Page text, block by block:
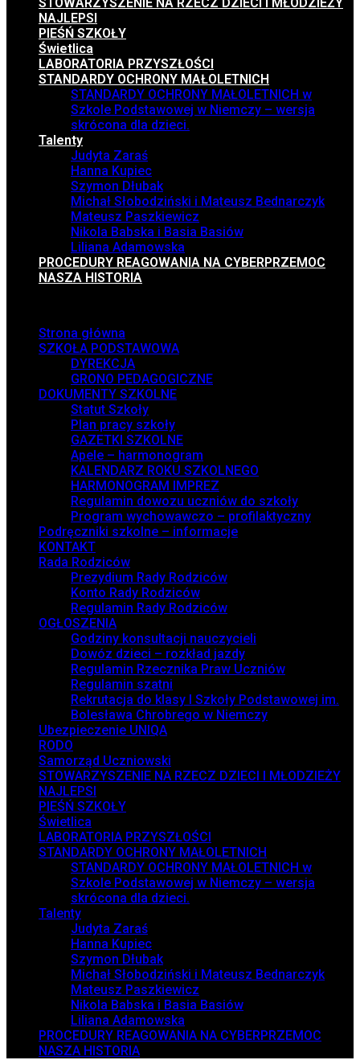
NAJLEPSI
PIEŚŃ SZKOŁY
Świetlica
LABORATORIA PRZYSZŁOŚCI
STANDARDY OCHRONY MAŁOLETNICH
STANDARDY OCHRONY MAŁOLETNICH w
Szkole Podstawowej w Niemczy – wersja
skrócona dla dzieci.
Talenty
Judyta Zaraś
Hanna Kupiec
Szymon Dłubak
Michał Słobodziński i Mateusz Bednarczyk
Mateusz Paszkiewicz
Nikola Babska i Basia Basiów
Liliana Adamowska
PROCEDURY REAGOWANIA NA CYBERPRZEMOC
NASZA HISTORIA
Strona główna
SZKOŁA PODSTAWOWA
DYREKCJA
GRONO PEDAGOGICZNE
DOKUMENTY SZKOLNE
Statut Szkoły
Plan pracy szkoły
GAZETKI SZKOLNE
Apele – harmonogram
KALENDARZ ROKU SZKOLNEGO
HARMONOGRAM IMPREZ
Regulamin dowozu uczniów do szkoły
Program wychowawczo – profilaktyczny
Podręczniki szkolne – informacje
KONTAKT
Rada Rodziców
Prezydium Rady Rodziców
Konto Rady Rodziców
Regulamin Rady Rodziców
OGŁOSZENIA
Godziny konsultacji nauczycieli
Dowóz dzieci – rozkład jazdy
Regulamin Rzecznika Praw Uczniów
Regulamin szatni
Rekrutacja do klasy I Szkoły Podstawowej im.
Bolesława Chrobrego w Niemczy
Ubezpieczenie UNIQA
RODO
Samorząd Uczniowski
STOWARZYSZENIE NA RZECZ DZIECI I MŁODZIEŻY
NAJLEPSI
PIEŚŃ SZKOŁY
Świetlica
LABORATORIA PRZYSZŁOŚCI
STANDARDY OCHRONY MAŁOLETNICH
STANDARDY OCHRONY MAŁOLETNICH w
Szkole Podstawowej w Niemczy – wersja
skrócona dla dzieci.
Talenty
Judyta Zaraś
Hanna Kupiec
Szymon Dłubak
Michał Słobodziński i Mateusz Bednarczyk
Mateusz Paszkiewicz
Nikola Babska i Basia Basiów
Liliana Adamowska
PROCEDURY REAGOWANIA NA CYBERPRZEMOC
NASZA HISTORIA